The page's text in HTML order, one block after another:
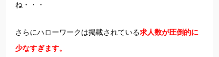
ね・・・
さらにハローワークは掲載されている求人数が圧倒的に
少なすぎます。